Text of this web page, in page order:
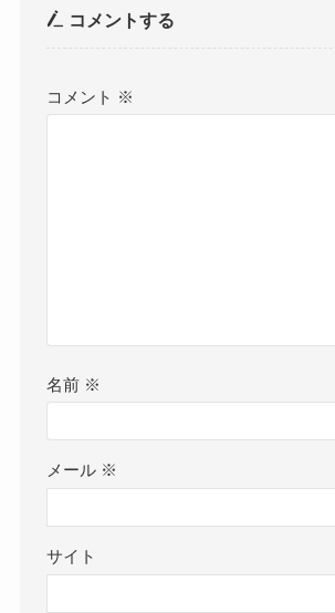
コメントする
コメント ※
名前 ※
メール ※
サイト